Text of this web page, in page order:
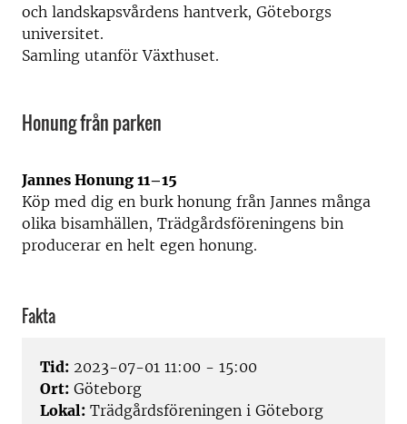
och landskapsvårdens hantverk, Göteborgs
universitet.
Samling utanför Växthuset.
Honung från parken
Jannes Honung 11–15
Köp med dig en burk honung från Jannes många
olika bisamhällen, Trädgårdsföreningens bin
producerar en helt egen honung.
Fakta
Tid: 2023-07-01 11:00 - 15:00
Ort: Göteborg
Lokal: Trädgårdsföreningen i Göteborg